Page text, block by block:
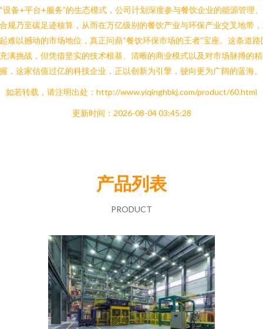
设备+平台+服务”的生态模式，公司计划深度参与餐饮企业的能源管理
规乃至碳足迹核算，从而在万亿级别的餐饮产业与环保产业交叉地带
难以撼动的市场地位，真正问鼎“餐饮环保市场的王者”宝座。这条道路
满挑战，但凭借坚实的技术根基、清晰的商业模式以及对市场脉搏的
，这家估值过亿的科技企业，正以创新为引擎，驶向更为广阔的蓝海。
如若转载，请注明出处：http://www.yiqinghbkj.com/product/60.html
更新时间：2026-08-04 03:45:28
产品列表
PRODUCT